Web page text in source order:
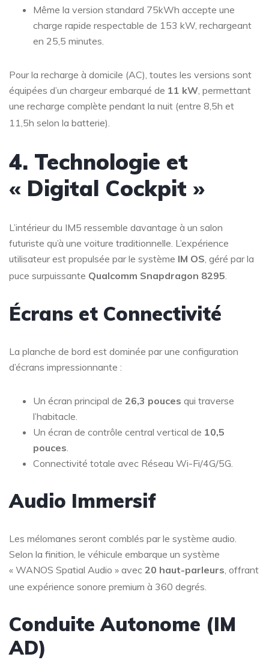
Même la version standard 75kWh accepte une
charge rapide respectable de 153 kW, rechargeant
en 25,5 minutes.
Pour la recharge à domicile (AC), toutes les versions sont
équipées d’un chargeur embarqué de 11 kW , permettant
une recharge complète pendant la nuit (entre 8,5h et
11,5h selon la batterie).
4. Technologie et
« Digital Cockpit »
L’intérieur du IM5 ressemble davantage à un salon
futuriste qu’à une voiture traditionnelle. L’expérience
utilisateur est propulsée par le système IM OS, géré par la
puce surpuissante Qualcomm Snapdragon 8295.
Écrans et Connectivité
La planche de bord est dominée par une configuration
d’écrans impressionnante :
Un écran principal de 26,3 pouces qui traverse
l’habitacle.
Un écran de contrôle central vertical de 10,5
pouces
Connectivité totale avec Réseau Wi-Fi/4G/5G.
Audio Immersif
Les mélomanes seront comblés par le système audio.
Selon la finition, le véhicule embarque un système
« WANOS Spatial Audio » avec 20 haut-parleurs , offrant
une expérience sonore premium à 360 degrés
Conduite Autonome (IM
AD)